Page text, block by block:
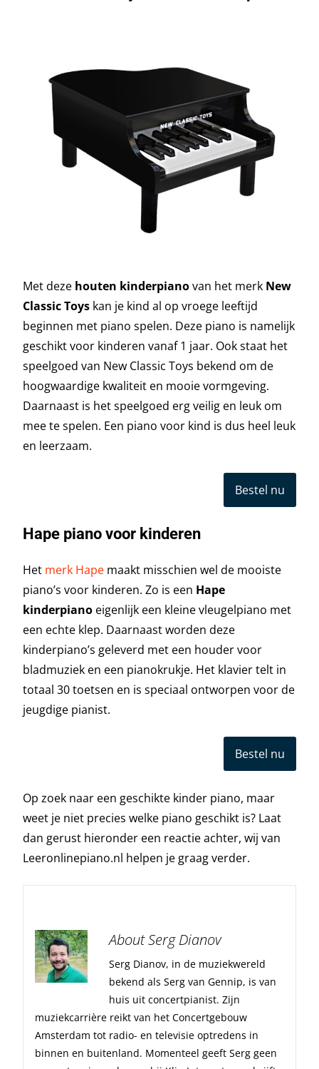
Met deze houten kinderpianovan het merk New
Classic Toys kan je kind al op vroege leeftijd
beginnen met piano spelen. Deze piano is namelijk
geschikt voor kinderen vanaf 1 jaar. Ook staat het
speelgoed van New Classic Toys bekend om de
hoogwaardige kwaliteit en mooie vormgeving.
Daarnaast is het speelgoed erg veilig en leuk om
mee te spelen. Een piano voor kind is dus heel leuk
en leerzaam.
Bestel nu
Hape piano voor kinderen
Het merk Hape maakt misschien wel de mooiste
piano’s voor kinderen. Zo is een Hape
kinderpiano eigenlijk een kleine vleugelpiano met
een echte klep. Daarnaast worden deze
kinderpiano’s geleverd met een houder voor
bladmuziek en een pianokrukje. Het klavier telt in
totaal 30 toetsen en is speciaal ontworpen voor de
jeugdige pianist.
Bestel nu
Op zoek naar een geschikte kinder piano, maar
weet je niet precies welke piano geschikt is? Laat
dan gerust hieronder een reactie achter, wij van
Leeronlinepiano.nl helpen je graag verder.
About Serg Dianov
Serg Dianov, in de muziekwereld
bekend als Serg van Gennip, is van
huis uit concertpianist. Zijn
muziekcarrière reikt van het Concertgebouw
Amsterdam tot radio- en televisie optredens in
binnen en buitenland. Momenteel geeft Serg geen